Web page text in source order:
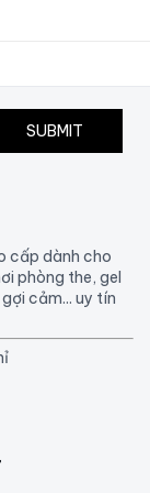
SUBMIT
cấp dành cho
phòng the, gel
cảm... uy tín